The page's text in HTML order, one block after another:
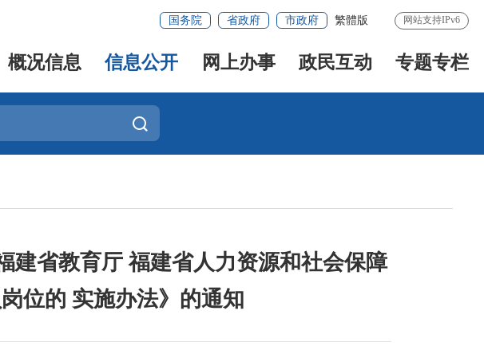
国务院 省政府 市政府 繁體版 网站支持IPv6
概况信息 信息公开 网上办事 政民互动 专题专栏
建省教育厅 福建省人力资源和社会保障
位的 实施办法》的通知